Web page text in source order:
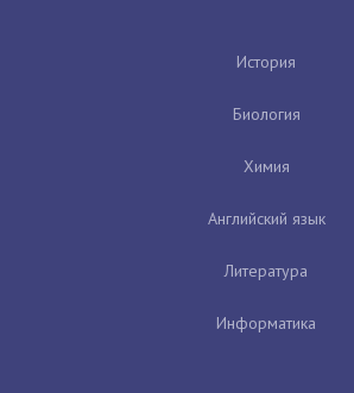
История
Биология
Химия
Английский язык
Литература
Информатика